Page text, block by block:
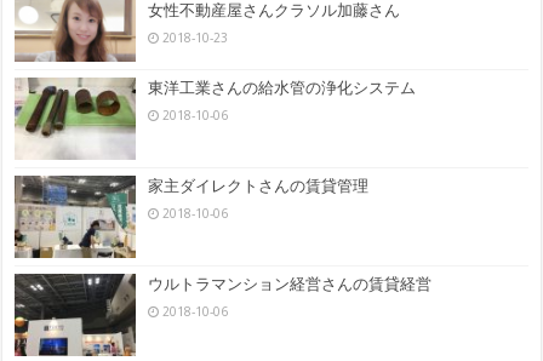
女性不動産屋さんクラソル加藤さん
2018-10-23
東洋工業さんの給水管の浄化システム
2018-10-06
家主ダイレクトさんの賃貸管理
2018-10-06
ウルトラマンション経営さんの賃貸経営
2018-10-06